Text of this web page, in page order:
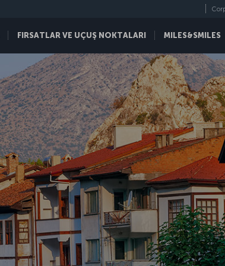
FIRSATLAR VE UÇUŞ NOKTALARI MILES&SMILES